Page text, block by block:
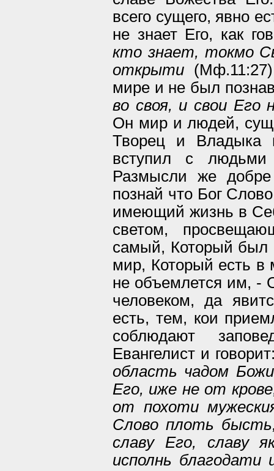
всего сущего, явно
не знает Его, как
кто знает, токмо
открыти
мире и не был
во своя, и свои Его
Он мир и людей,
Творец и Владыка
вступил с людьми
Размысли же
познай что Бог
имеющий жизнь в
светом,
самый, Который был
мир, Который есть в
не объемлется им, -
человеком, да
есть, тем, кои
соблюдают
Евангелист и
область чадом
Его, иже не от
от похоти
Слово плоть
славу Его, славу
исполнь благодати